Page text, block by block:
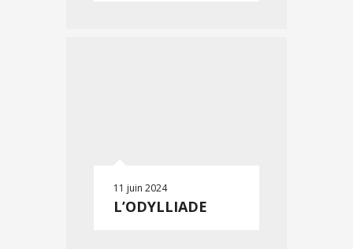
11 juin 2024
L’ODYLLIADE